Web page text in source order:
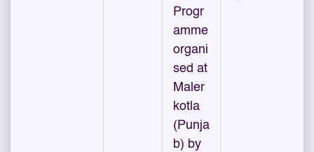
Progr
amme
organi
sed at
Maler
kotla
(Punja
b) by